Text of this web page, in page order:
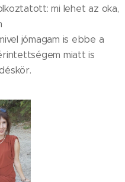
mi lehet az oka,
jómagam is ebbe a
miatt is